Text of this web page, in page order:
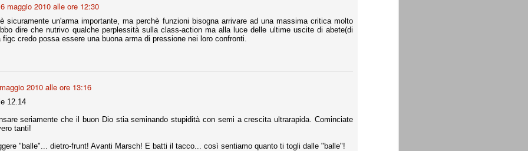
maggio 2010 alle ore 12:30
è sicuramente un'arma importante, ma perchè funzioni bisogna arrivare ad una massima critica molto
dire che nutrivo qualche perplessità sulla class-action ma alla luce delle ultime uscite di abete(di
figc credo possa essere una buona arma di pressione nei loro confronti.
2010 alle ore 13:16
12.14
seriamente che il buon Dio stia seminando stupidità con semi a crescita ultrarapida. Cominciate
tanti!
"balle"... dietro-frunt! Avanti Marsch! E batti il tacco... così sentiamo quanto ti togli dalle "balle"!
di ammortamento + ingaggio lordo annuo. La somma della potenza
il 70 % del fatturato al netto delle plusvalenze (vedi regole del
fatturato 2014/15, che dovrebbe comunque essere intorno ai 320
16, esercizio appena iniziato.
si valuta alla fine, a inizio settembre. Fermo restando che poi
sono già arrivati Rugani, Dybala, Khedira, Mandzukic, Neto, Zaza.
Ogbonna, forse Vidal. Il mercato i nostri dirigenti hanno dimostrato
fare meglio di noi tifosi.